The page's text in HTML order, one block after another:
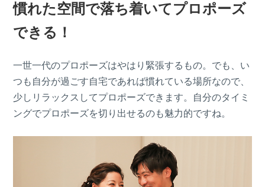
慣れた空間で落ち着いてプロポーズ
できる！
一世一代のプロポーズはやはり緊張するもの。でも、い
つも自分が過ごす自宅であれば慣れている場所なので、
少しリラックスしてプロポーズできます。自分のタイミ
ングでプロポーズを切り出せるのも魅力的ですね。